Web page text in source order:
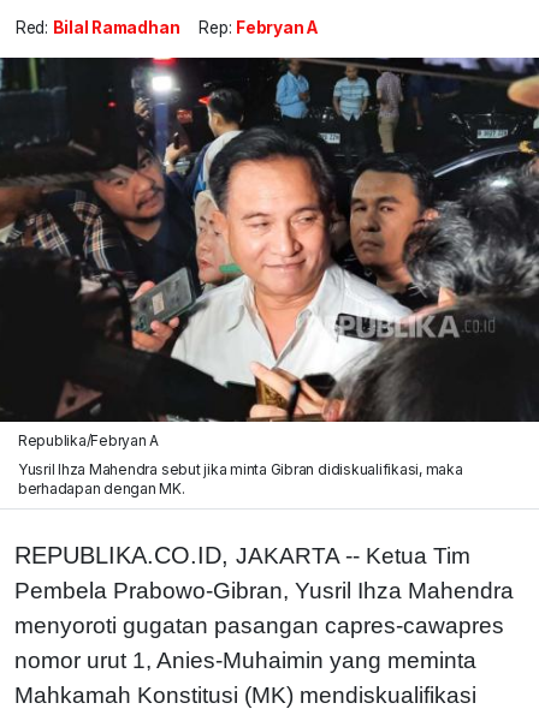
Red: Bilal Ramadhan Rep: Febryan A
Republika/Febryan A
Yusril Ihza Mahendra sebut jika minta Gibran didiskualifikasi, maka
berhadapan dengan MK.
REPUBLIKA.CO.ID, JAKARTA -- Ketua Tim
Pembela Prabowo-Gibran, Yusril Ihza Mahendra
menyoroti gugatan pasangan capres-cawapres
nomor urut 1, Anies-Muhaimin yang meminta
Mahkamah Konstitusi (MK) mendiskualifikasi